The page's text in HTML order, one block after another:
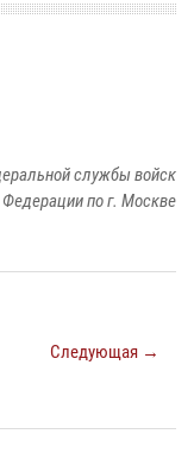
службы войск
по г. Москве
Следующая →